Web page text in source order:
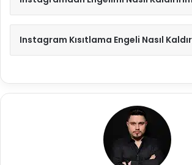
Instagram Kısıtlama Engeli Nasıl